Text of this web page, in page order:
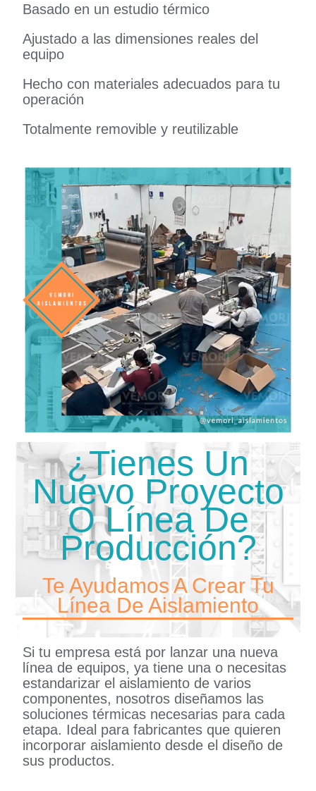
Basado en un estudio térmico
Ajustado a las dimensiones reales del
equipo
Hecho con materiales adecuados para tu
operación
Totalmente removible y reutilizable
¿Tienes Un
Nuevo Proyecto
O Línea De
Producción?
Te Ayudamos A Crear Tu
Línea De Aislamiento
Si tu empresa está por lanzar una nueva
línea de equipos, ya tiene una o necesitas
estandarizar el aislamiento de varios
componentes, nosotros diseñamos las
soluciones térmicas necesarias para cada
etapa. Ideal para fabricantes que quieren
incorporar aislamiento desde el diseño de
sus productos.